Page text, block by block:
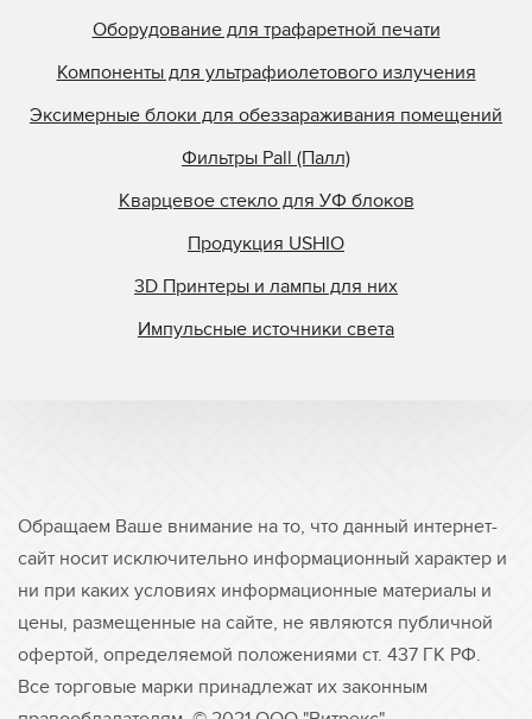
Оборудование для трафаретной печати
Компоненты для ультрафиолетового излучения
Эксимерные блоки для обеззараживания помещений
Фильтры Pall (Палл)
Кварцевое стекло для УФ блоков
Продукция USHIO
3D Принтеры и лампы для них
Импульсные источники света
Обращаем Ваше внимание на то, что данный интернет-
сайт носит исключительно информационный характер и
ни при каких условиях информационные материалы и
цены, размещенные на сайте, не являются публичной
офертой, определяемой положениями ст. 437 ГК РФ.
Все торговые марки принадлежат их законным